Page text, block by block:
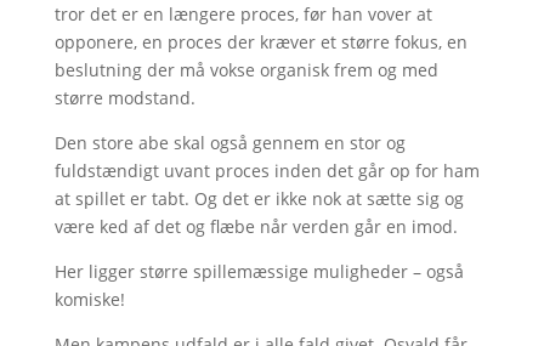
tror det er en længere proces, før han vover at
opponere, en proces der kræver et større fokus, en
beslutning der må vokse organisk frem og med
større modstand.
Den store abe skal også gennem en stor og
fuldstændigt uvant proces inden det går op for ham
at spillet er tabt. Og det er ikke nok at sætte sig og
være ked af det og flæbe når verden går en imod.
Her ligger større spillemæssige muligheder – også
komiske!